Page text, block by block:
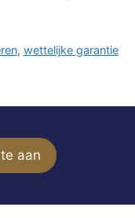
, wettelijke garantie
aan